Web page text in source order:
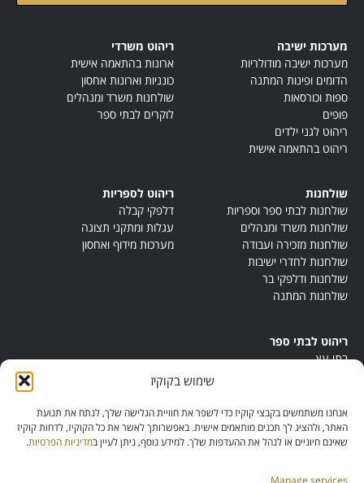
שימוש בקוקיז
אנחנו משתמשים בקבצי קוקיז כדי לשפר את חוויית הגלישה שלך, לנתח את תנועת
האתר, ולהציג לך תכנים מותאמים אישית. באפשרותך לאשר את כל הקוקיז, לדחות קוקיז
שאינם חיוניים או לנהל את ההעדפות שלך. למידע נוסף, ניתן לעיין במדיניות הפרטיות.
Manage services
מערכות ישיבה
מערכות ישיבה מודולריות
הדומים ופינות המתנה
ספות וכורסאות
פופים
ריהוט לגני ילדים
ריהוט בהתאמה אישית
ריהוט משרדי
ארונות בהתאמה אישית
כונניות וארונות אחסון
שולחנות משרד ומנהלים
לוקרים לבתי ספר
שולחנות
שולחנות לבתי ספר וספריות
שולחנות משרד ומנהלים
שולחנות מזכירה ועבודה
שולחנות לחדרי ישיבות
שולחנות ודלפקי בר
שולחנות המתנה
ריהוט לספריות
דלפקי קבלה
עגלות ומתקני תצוגה
מערכות מידוף ואחסון
ריהוט לבתי ספר
בתי עץ
ריהוט מונטסורי
ריהוט אנתרופוסופי